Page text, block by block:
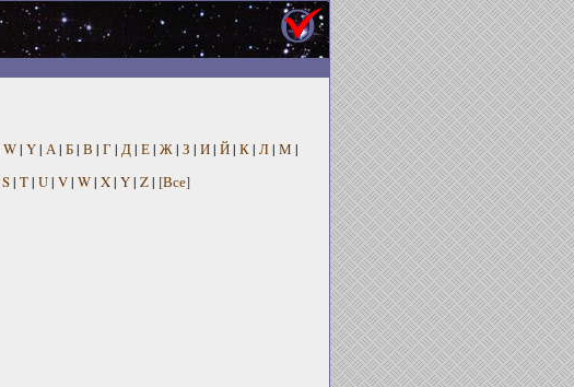
W| Y| А | Б| В | Г | Д| Е| Ж| З | И| Й| К| Л| М |
S| T| U| V| W| X| Y| Z| [Все]